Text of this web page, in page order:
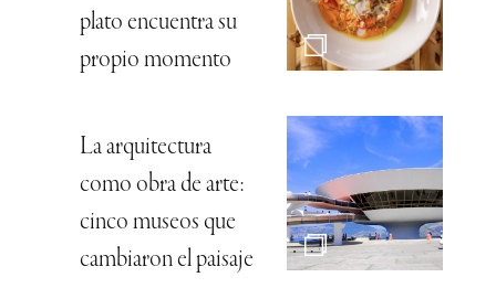
plato encuentra su
propio momento
La arquitectura
como obra de arte:
cinco museos que
cambiaron el paisaje